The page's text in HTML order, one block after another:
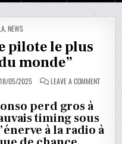
,NEWS
pilote le plus
monde”
18/05/2025 LEAVE A COMMENTON
ALONSO
PILOTE
LE
perd gros à
timing sous
à la radio à